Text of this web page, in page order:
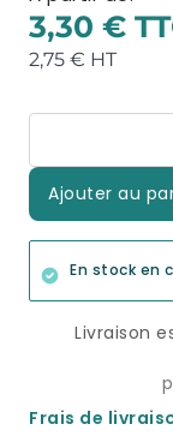
3,30 €
2,75 €
Ajouter au
En stock en
Livraison
Frais de